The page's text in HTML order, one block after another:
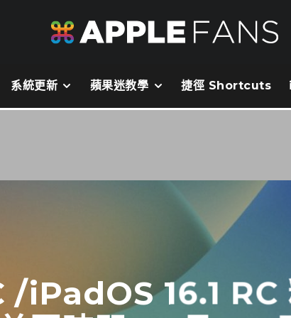
系統更新 蘋果迷教學 捷徑 Shortcuts
/iPadOS 16.1 RC